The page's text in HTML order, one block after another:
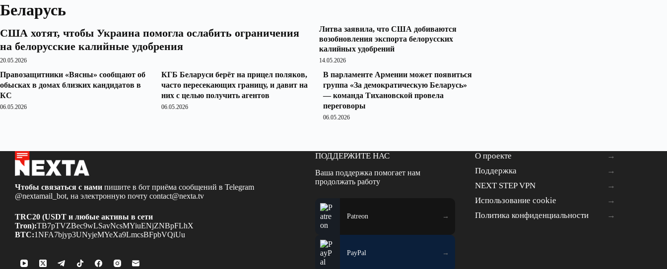
Беларусь
США хотят, чтобы Украина помогла ослабить ограничения
на белорусские калийные удобрения
20.05.2026
Литва заявила, что США добиваются
возобновления экспорта белорусских
калийных удобрений
14.05.2026
Правозащитники «Вясны» сообщают об
обысках в домах близких кандидатов в
КС
06.05.2026
КГБ Беларуси берёт на прицел поляков,
часто пересекающих границу, и давит на
них с целью получить агентов
06.05.2026
В парламенте Армении может появиться
группа «За демократическую Беларусь»
— команда Тихановской провела
переговоры
06.05.2026
Чтобы связаться с нами пишите в бот приёма сообщений в Telegram
@nextamail_bot, на электронную почту contact@nexta.tv
TRC20 (USDT и любые активы в сети
Tron):TB7pTVZBec9wLSavNcsMYiuENjZNBpFLhX
BTC:1NFA7bjyp3UNyjeMYeXa9LmcsBFpbVQiUu
ПОДДЕРЖИТЕ НАС
Ваша поддержка помогает нам
продолжать работу
Patreon
PayPal
О проекте
Поддержка
NEXT STEP VPN
Использование cookie
Политика конфиденциальности